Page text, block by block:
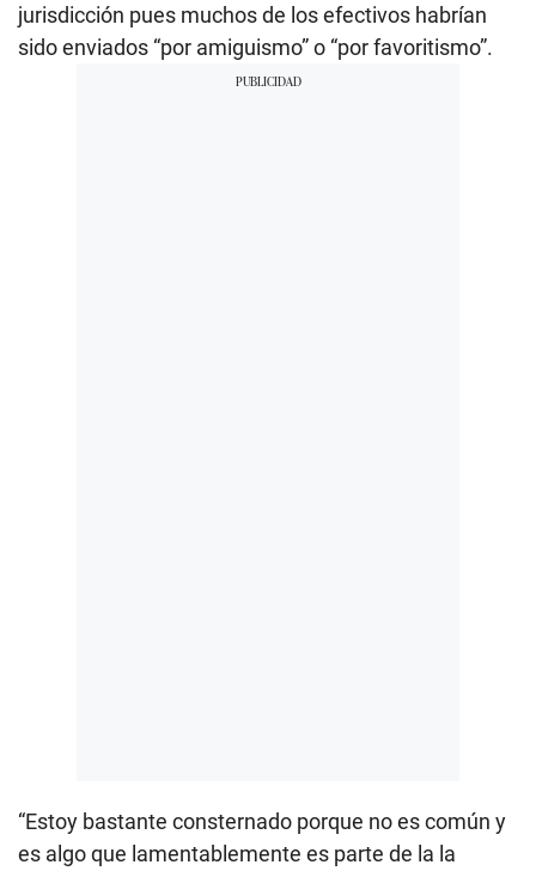
jurisdicción pues muchos de los efectivos habrían
sido enviados “por amiguismo” o “por favoritismo”.
“Estoy bastante consternado porque no es común y
es algo que lamentablemente es parte de la la